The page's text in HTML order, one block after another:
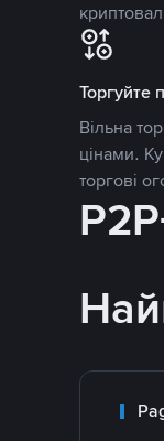
Торгуйте
Вільна
цінами.
торгові